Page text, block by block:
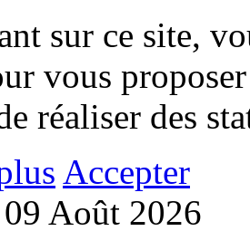
sur ce site,
vous
réaliser des
Accepter
Août 2026